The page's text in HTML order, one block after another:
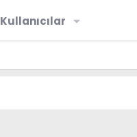
Kullanıcılar